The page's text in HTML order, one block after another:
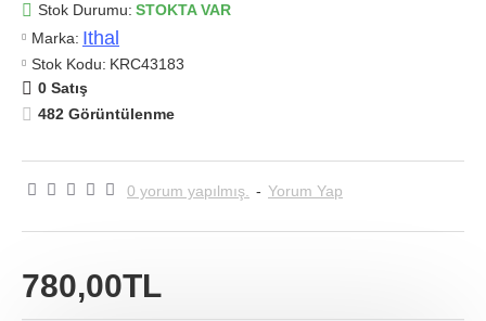
Stok Durumu: STOKTA VAR
Marka: Ithal
Stok Kodu: KRC43183
0 Satış
482 Görüntülenme
0 yorum yapılmış. - Yorum Yap
780,00TL